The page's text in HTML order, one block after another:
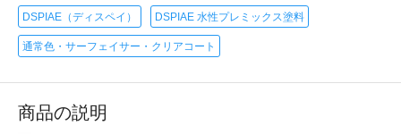
DSPIAE（ディスペイ） DSPIAE 水性プレミックス塗料
通常色・サーフェイサー・クリアコート
商品の説明